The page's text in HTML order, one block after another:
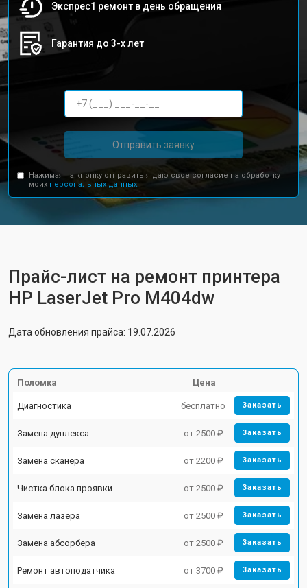
Экспрес1 ремонт в день обращения
Гарантия до 3-х лет
Отправить заявку
Нажимая на кнопку отправить я даю свое согласие на обработку
моих персональных данных.
Прайс-лист на ремонт принтера
HP LaserJet Pro M404dw
Дата обновления прайса: 19.07.2026
Поломка Цена
Диагностика бесплатно Заказать
Замена дуплекса от 2500 ₽ Заказать
Замена сканера от 2200 ₽ Заказать
Чистка блока проявки от 2500 ₽ Заказать
Замена лазера от 2500 ₽ Заказать
Замена абсорбера от 2500 ₽ Заказать
Ремонт автоподатчика от 3700 ₽ Заказать